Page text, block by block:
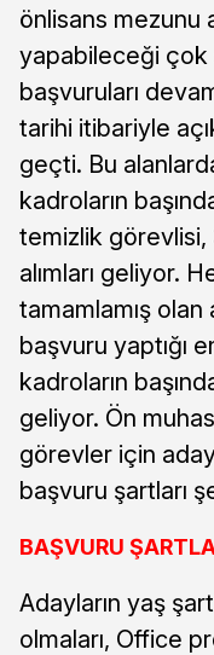
önlisans mezunu
yapabileceği çok
başvuruları
tarihi itibariyle
geçti. Bu
kadroların
temizlik görevlisi,
alımları geliyor.
tamamlamış
başvuru yaptığı
kadroların
geliyor. Ön
görevler için
başvuru şartları
BAŞVURU
Adayların yaş
olmaları, Office